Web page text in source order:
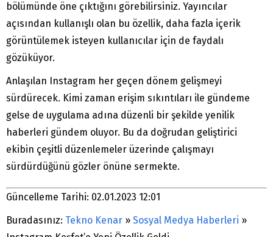
bölümünde öne çıktığını görebilirsiniz. Yayıncılar
açısından kullanışlı olan bu özellik, daha fazla içerik
görüntülemek isteyen kullanıcılar için de faydalı
gözüküyor.
Anlaşılan Instagram her geçen dönem gelişmeyi
sürdürecek. Kimi zaman erişim sıkıntıları ile gündeme
gelse de uygulama adına düzenli bir şekilde yenilik
haberleri gündem oluyor. Bu da doğrudan geliştirici
ekibin çeşitli düzenlemeler üzerinde çalışmayı
sürdürdüğünü gözler önüne sermekte.
Güncelleme Tarihi: 02.01.2023 12:01
Buradasınız: Tekno Kenar » Sosyal Medya Haberleri »